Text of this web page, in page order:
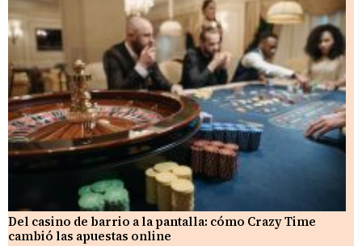
Del casino de barrio a la pantalla: cómo Crazy Time
cambió las apuestas online